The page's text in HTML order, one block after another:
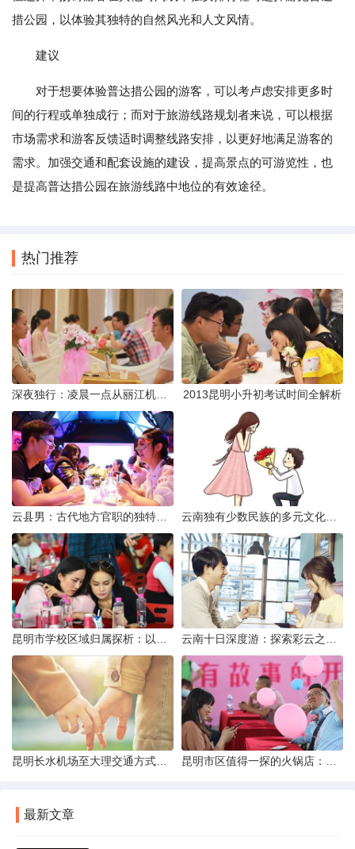
措公园，以体验其独特的自然风光和人文风情。
建议
对于想要体验普达措公园的游客，可以考卢虑安排更多时
间的行程或单独成行；而对于旅游线路规划者来说，可以根据
市场需求和游客反馈适时调整线路安排，以更好地满足游客的
需求。加强交通和配套设施的建设，提高景点的可游览性，也
是提高普达措公园在旅游线路中地位的有效途径。
热门推荐
2013昆明小升初考试时间全解析
最新文章